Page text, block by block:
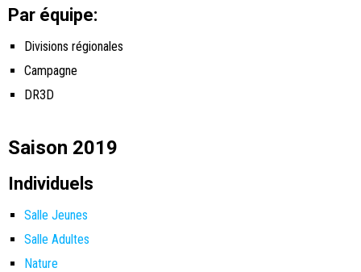
Par équipe:
Divisions régionales
Campagne
DR3D
Saison 2019
Individuels
Salle Jeunes
Salle Adultes
Nature